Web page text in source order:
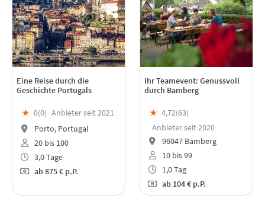
Eine Reise durch die
Geschichte Portugals
★ 0(0) Anbieter seit 2021
Porto, Portugal
20 bis 100
3,0 Tage
ab875 € p.P.
Ihr Teamevent: Genussvoll
durch Bamberg
★ 4,72(63)
Anbieter seit 2020
96047 Bamberg
10 bis 99
1,0 Tag
ab104 € p.P.